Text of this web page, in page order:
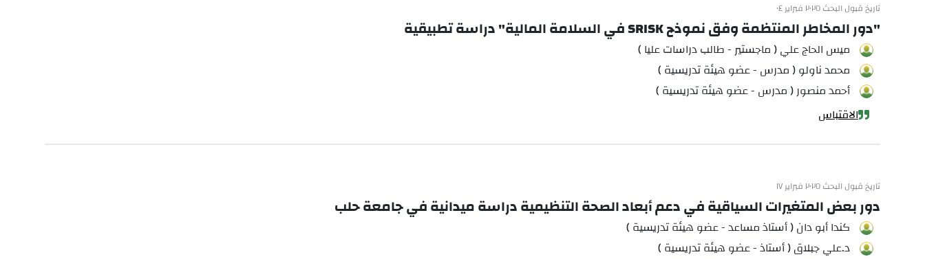
تاريخ قبول البحث ٢٠٢٥ فبراير ٠٤
"دور المخاطر المنتظمة وفق نموذج SRISK في السلامة المالية" دراسة تطبيقية
ميس الحاج علي ( ماجستير - طالب دراسات عليا )
محمد ناولو ( مدرس - عضو هيئة تدريسية )
أحمد منصور ( مدرس - عضو هيئة تدريسية )
الاقتباس
تاريخ قبول البحث ٢٠٢٥ فبراير ١٧
دور بعض المتغيرات السياقية في دعم أبعاد الصحة التنظيمية دراسة ميدانية في جامعة حلب
كندا أبو دان ( أستاذ مساعد - عضو هيئة تدريسية )
د.علي جبلاق ( أستاذ - عضو هيئة تدريسية )